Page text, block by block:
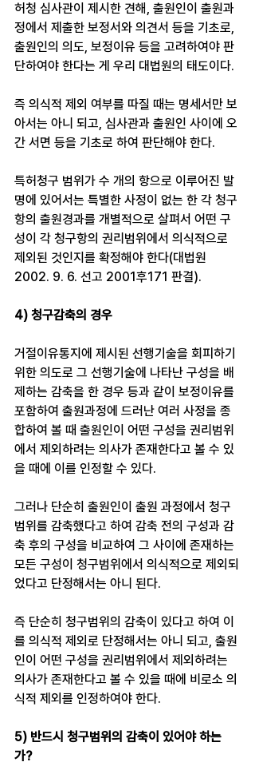
허청 심사관이 제시한 견해, 출원인이 출원과
정에서 제출한 보정서와 의견서 등을 기초로,
출원인의 의도, 보정이유 등을 고려하여야 판
단하여야 한다는 게 우리 대법원의 태도이다. ​
즉 의식적 제외 여부를 따질 때는 명세서만 보
아서는 아니 되고, 심사관과 출원인 사이에 오
간 서면 등을 기초로 하여 판단해야 한다. ​
특허청구 범위가 수 개의 항으로 이루어진 발
명에 있어서는 특별한 사정이 없는 한 각 청구
항의 출원경과를 개별적으로 살펴서 어떤 구
성이 각 청구항의 권리범위에서 의식적으로
제외된 것인지를 확정해야 한다(대법원
2002. 9. 6. 선고 2001후171 판결). ​
4) 청구감축의 경우 ​
거절이유통지에 제시된 선행기술을 회피하기
위한 의도로 그 선행기술에 나타난 구성을 배
제하는 감축을 한 경우 등과 같이 보정이유를
포함하여 출원과정에 드러난 여러 사정을 종
합하여 볼 때 출원인이 어떤 구성을 권리범위
에서 제외하려는 의사가 존재한다고 볼 수 있
을 때에 이를 인정할 수 있다. ​
그러나 단순히 출원인이 출원 과정에서 청구
범위를 감축했다고 하여 감축 전의 구성과 감
축 후의 구성을 비교하여 그 사이에 존재하는
모든 구성이 청구범위에서 의식적으로 제외되
었다고 단정해서는 아니 된다. ​
즉 단순히 청구범위의 감축이 있다고 하여 이
를 의식적 제외로 단정해서는 아니 되고, 출원
인이 어떤 구성을 권리범위에서 제외하려는
의사가 존재한다고 볼 수 있을 때에 비로소 의
식적 제외를 인정하여야 한다. ​
5) 반드시 청구범위의 감축이 있어야 하는
가? ​